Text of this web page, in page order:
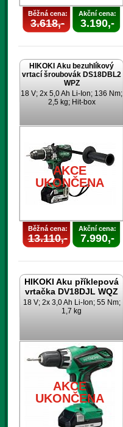
Běžná cena:
3.618,-
Akční cena:
3.190,-
HIKOKI Aku bezuhlíkový
vrtací šroubovák DS18DBL2
WPZ
18 V; 2x 5,0 Ah Li-Ion; 136 Nm;
2,5 kg; Hit-box
AKCE
UKONČENA
Běžná cena:
13.110,-
Akční cena:
7.990,-
HIKOKI Aku příklepová
vrtačka DV18DJL WQZ
18 V; 2x 3,0 Ah Li-Ion; 55 Nm;
1,7 kg
AKCE
UKONČENA